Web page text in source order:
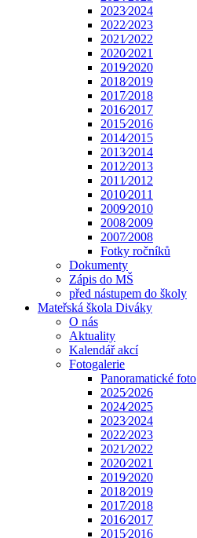
2023⁄2024
2022⁄2023
2021⁄2022
2020⁄2021
2019⁄2020
2018⁄2019
2017⁄2018
2016⁄2017
2015⁄2016
2014⁄2015
2013⁄2014
2012⁄2013
2011⁄2012
2010⁄2011
2009⁄2010
2008⁄2009
2007⁄2008
Fotky ročníků
Dokumenty
Zápis do MŠ
před nástupem do školy
Mateřská škola Diváky
O nás
Aktuality
Kalendář akcí
Fotogalerie
Panoramatické foto
2025⁄2026
2024⁄2025
2023⁄2024
2022⁄2023
2021⁄2022
2020⁄2021
2019⁄2020
2018⁄2019
2017⁄2018
2016⁄2017
2015⁄2016